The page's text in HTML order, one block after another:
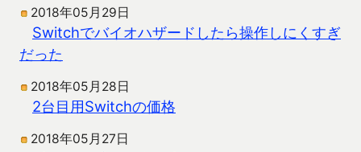
2018年05月29日
Switchでバイオハザードしたら操作しにくすぎ
だった
2018年05月28日
2台目用Switchの価格
2018年05月27日